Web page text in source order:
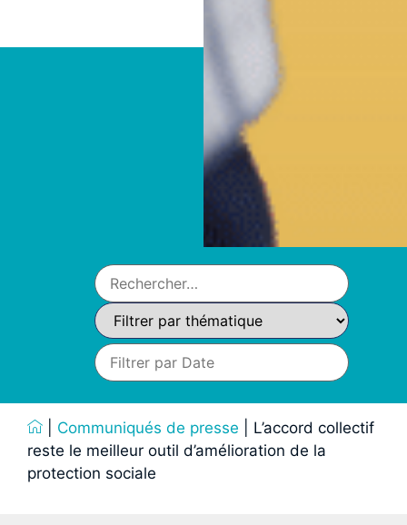
Communiqués de presse
L’accord collectif
reste le meilleur outil d’amélioration de la
protection sociale